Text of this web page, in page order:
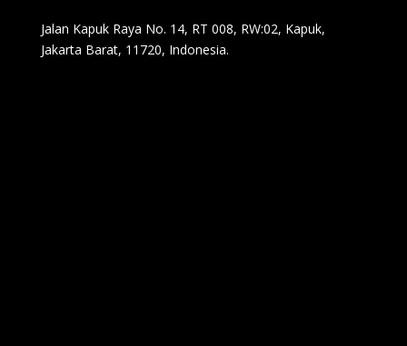
Jalan Kapuk Raya No. 14, RT 008, RW:02, Kapuk,
Jakarta Barat, 11720, Indonesia.